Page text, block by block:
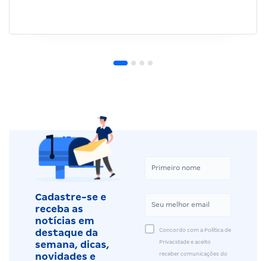
Cadastre-se e
receba as
notícias em
destaque da
semana, dicas,
novidades e
Concordo com a Política de
Privacidade e aceito
receber comunicações do